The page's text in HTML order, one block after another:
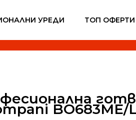
УРЕДИ ТОП ОФЕРТИ
BO683ME/